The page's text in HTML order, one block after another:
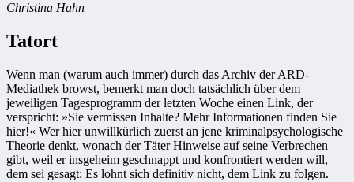
Christina Hahn
Tatort
Wenn man (warum auch immer) durch das Archiv der ARD-
Mediathek browst, bemerkt man doch tatsächlich über dem
jeweiligen Tagesprogramm der letzten Woche einen Link, der
verspricht: »Sie vermissen Inhalte? Mehr Informationen finden Sie
hier!« Wer hier unwillkürlich zuerst an jene kriminalpsychologische
Theorie denkt, wonach der Täter Hinweise auf seine Verbrechen
gibt, weil er insgeheim geschnappt und konfrontiert werden will,
dem sei gesagt: Es lohnt sich definitiv nicht, dem Link zu folgen.